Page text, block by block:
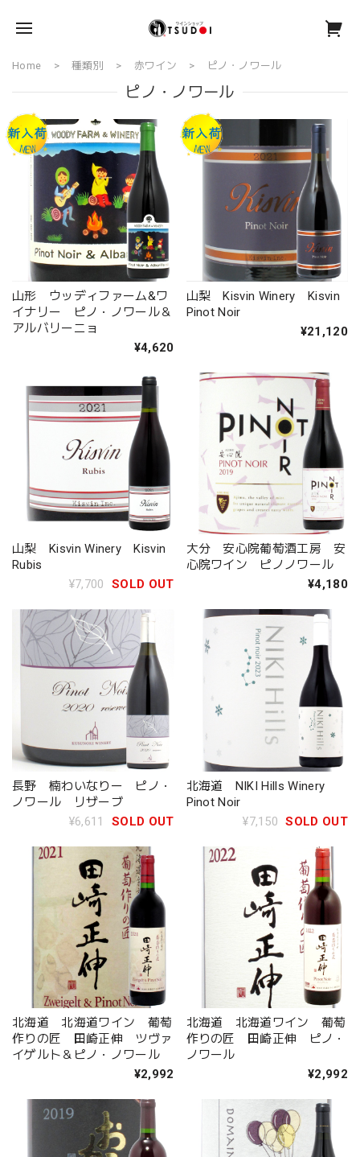
Home 種類別 赤ワイン ピノ・ノワール
ピノ・ノワール
山形 ウッディファーム&ワ
イナリー ピノ・ノワール＆
アルバリーニョ
¥4,620
山梨 Kisvin Winery Kisvin
Pinot Noir
¥21,120
山梨 Kisvin Winery Kisvin
Rubis
¥7,700
SOLD OUT
大分 安心院葡萄酒工房 安
心院ワイン ピノノワール
¥4,180
長野 楠わいなりー ピノ・
ノワール リザーブ
¥6,611
SOLD OUT
北海道 NIKI Hills Winery
Pinot Noir
¥7,150 SOLD OUT
北海道 北海道ワイン 葡萄
作りの匠 田崎正伸 ツヴァ
イゲルト＆ピノ・ノワール
¥2,992
北海道 北海道ワイン 葡萄
作りの匠 田崎正伸 ピノ・
ノワール
¥2,992